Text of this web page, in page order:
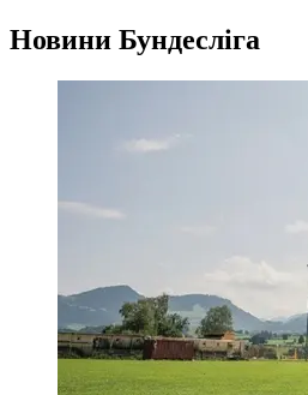
Новини Бундесліга